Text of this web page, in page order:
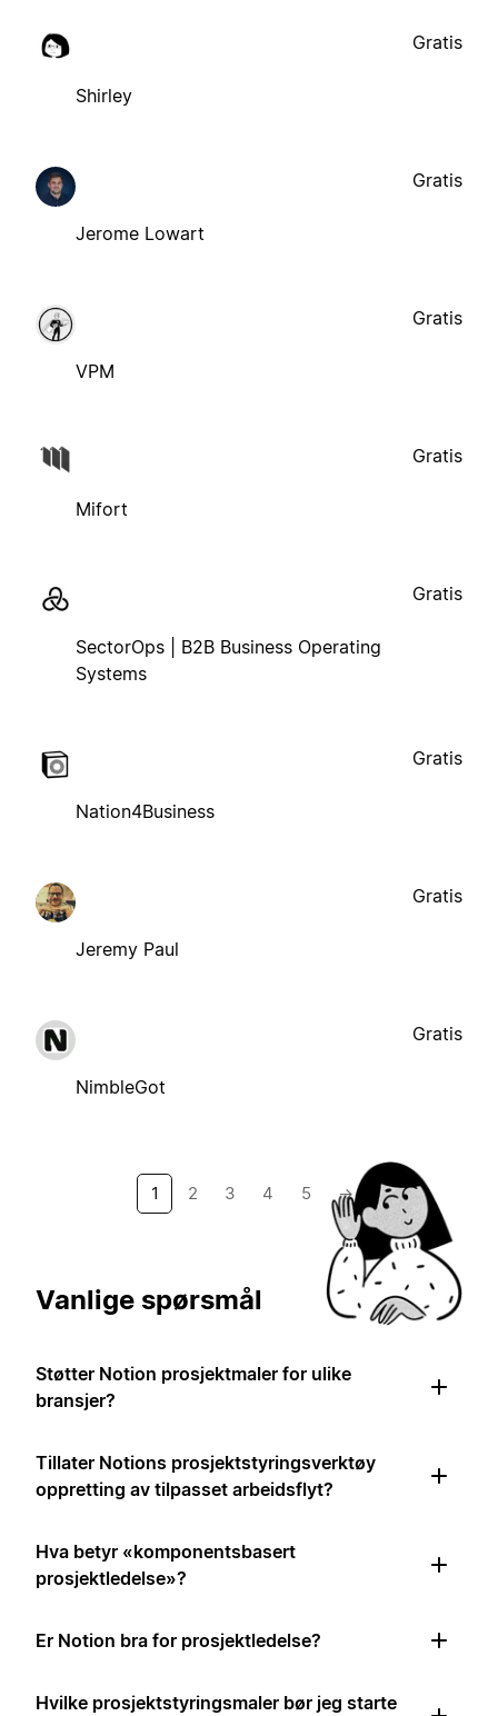
Shirley
Gratis
Jerome Lowart
Gratis
VPM
Gratis
Mifort
Gratis
SectorOps | B2B Business Operating
Systems
Gratis
Nation4Business
Gratis
Jeremy Paul
Gratis
NimbleGot
Gratis
1 2 3 4 5 →
Vanlige spørsmål
Støtter Notion prosjektmaler for ulike
bransjer?
Tillater Notions prosjektstyringsverktøy
oppretting av tilpasset arbeidsflyt?
Hva betyr «komponentsbasert
prosjektledelse»?
Er Notion bra for prosjektledelse?
Hvilke prosjektstyringsmaler bør jeg starte